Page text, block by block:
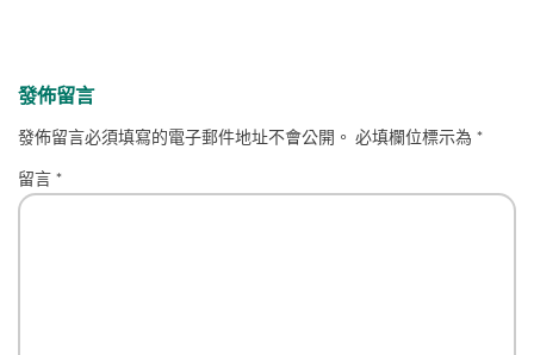
發佈留言
發佈留言必須填寫的電子郵件地址不會公開。 必填欄位標示為 *
留言 *